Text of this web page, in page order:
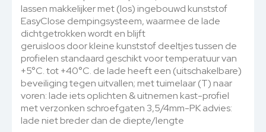
lassen makkelijker met (los) ingebouwd kunststof
EasyClose dempingsysteem, waarmee de lade
dichtgetrokken wordt en blijft
geruisloos door kleine kunststof deeltjes tussen de
profielen standaard geschikt voor temperatuur van
+5°C. tot +40°C. de lade heeft een (uitschakelbare)
beveiliging tegen uitvallen; met tuimelaar (T) naar
voren: lade iets oplichten & uitnemen kast-profiel
met verzonken schroefgaten 3,5/4mm-PK advies:
lade niet breder dan de diepte/lengte